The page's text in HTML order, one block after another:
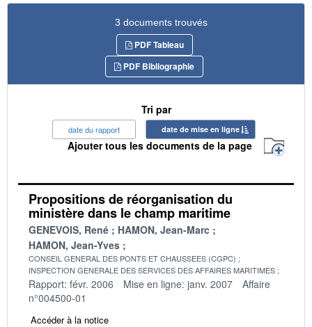
3 documents trouvés
PDF Tableau
PDF Bibliographie
Tri par
date du rapport date de mise en ligne
Ajouter tous les documents de la page
Propositions de réorganisation du
ministère dans le champ maritime
GENEVOIS, René
HAMON, Jean-Marc
HAMON, Jean-Yves
CONSEIL GENERAL DES PONTS ET CHAUSSEES (CGPC)
INSPECTION GENERALE DES SERVICES DES AFFAIRES MARITIMES
Rapport: févr. 2006 Mise en ligne: janv. 2007
Affaire
n°004500-01
Accéder à la notice